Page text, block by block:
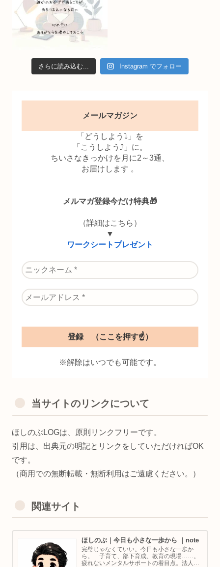
さらに読み込む... Instagram でフォロー
メールマガジン
「どうしよう⤵」を
「こうしよう⤴」に。
ちいさなきっかけを月に2～3通、
お届けします 。
メルマガ登録今だけ特典🎁
（詳細はこちら）
▼
ワークシートプレゼント
※解除はいつでも可能です。
当サイトのリンクについて
ほしのぶLOGは、原則リンクフリーです。
引用は、出典元の明記とリンクをしていただければOK
です。
（商用での無断転載・無断利用はご遠慮ください。）
関連サイト
ほしのぶ｜今日も小さな一歩から ｜note
完璧じゃなくていい。今日も小さな一歩か
ら。 子育て、部下育成、教育の現場……。
疲れないメンタルサポートの着目点。法人代